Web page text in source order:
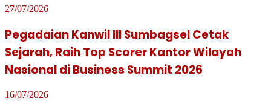
27/07/2026
Pegadaian Kanwil III Sumbagsel Cetak
Sejarah, Raih Top Scorer Kantor Wilayah
Nasional di Business Summit 2026
16/07/2026